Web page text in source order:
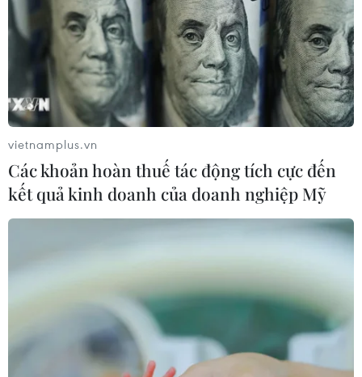
vietnamplus.vn
Các khoản hoàn thuế tác động tích cực đến
kết quả kinh doanh của doanh nghiệp Mỹ